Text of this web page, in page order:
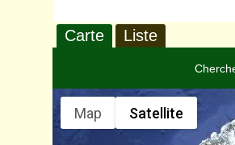
Carte Liste
Map Satellite